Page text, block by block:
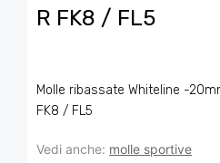
R FK8 / FL5
Molle ribassate Whiteline -
FK8 / FL5
Vedi anche: molle sportive